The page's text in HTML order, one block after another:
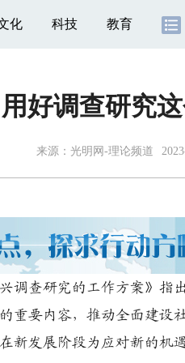
化 科技 教育
用好调查研究
来源： 光明网-理论频道
查研究的工作方案》指
重要内容，推动全面建设
发展阶段为应对新的机